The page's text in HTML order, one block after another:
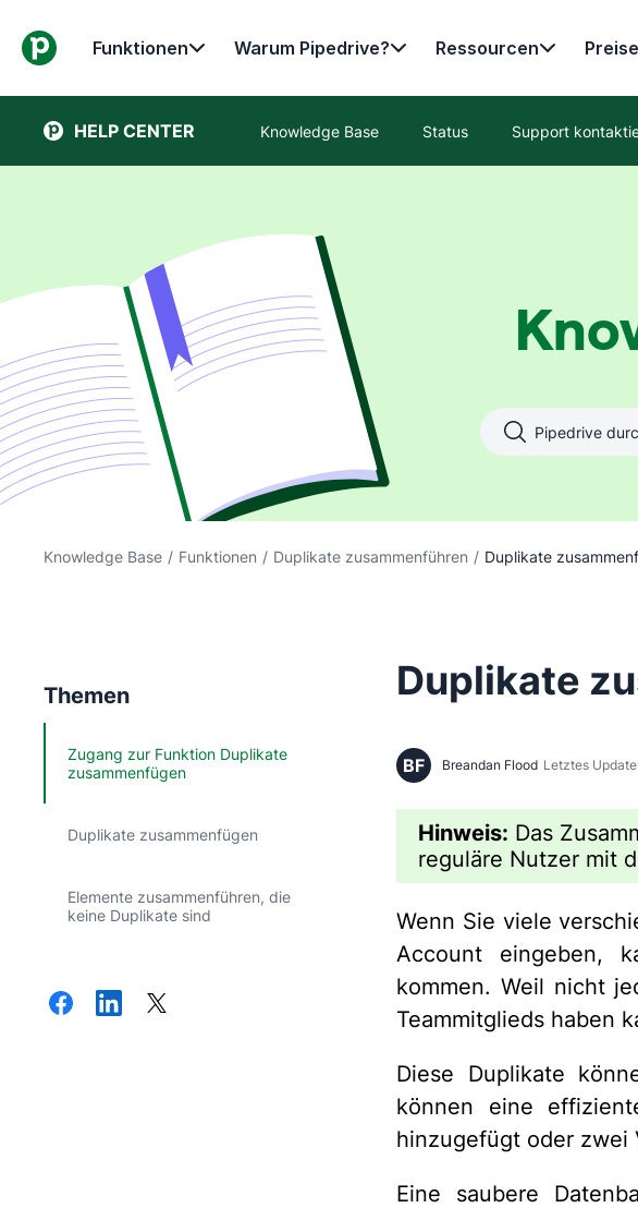
Funktionen Warum Pipedrive? Ressourcen Preise
HELP CENTER Knowledge Base Status Support
Knowledge Base / Funktionen / Duplikate zusammenführen / Duplikate
Themen
Zugang zur Funktion Duplikate
zusammenfügen
Duplikate zusammenfügen
Elemente zusammenführen, die
keine Duplikate sind
Duplikate
BF Breandan Flood Letztes
Hinweis: Das
reguläre Nutzer mit
Wenn Sie viele
Account eingeben,
kommen. Weil nicht
Teammitglieds haben
Diese Duplikate
können eine
hinzugefügt oder zwei
Eine saubere